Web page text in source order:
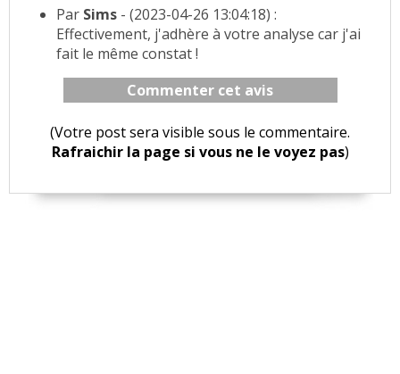
Par Sims - (2023-04-26 13:04:18) :
Effectivement, j'adhère à votre analyse car j'ai
fait le même constat !
Commenter cet avis
(Votre post sera visible sous le commentaire.
Rafraichir la page si vous ne le voyez pas)